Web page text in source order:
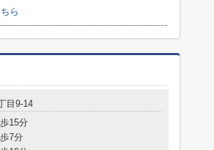
ら
目9-14
15分
7分